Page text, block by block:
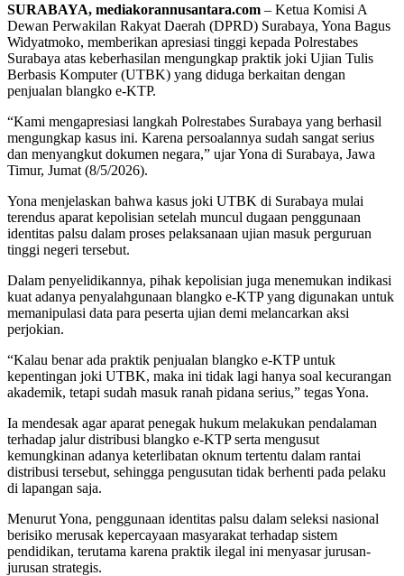
SURABAYA, mediakorannusantara.com – Ketua Komisi A
Dewan Perwakilan Rakyat Daerah (DPRD) Surabaya, Yona Bagus
Widyatmoko, memberikan apresiasi tinggi kepada Polrestabes
Surabaya atas keberhasilan mengungkap praktik joki Ujian Tulis
Berbasis Komputer (UTBK) yang diduga berkaitan dengan
penjualan blangko e-KTP.
“Kami mengapresiasi langkah Polrestabes Surabaya yang berhasil
mengungkap kasus ini. Karena persoalannya sudah sangat serius
dan menyangkut dokumen negara,” ujar Yona di Surabaya, Jawa
Timur, Jumat (8/5/2026).
Yona menjelaskan bahwa kasus joki UTBK di Surabaya mulai
terendus aparat kepolisian setelah muncul dugaan penggunaan
identitas palsu dalam proses pelaksanaan ujian masuk perguruan
tinggi negeri tersebut.
Dalam penyelidikannya, pihak kepolisian juga menemukan indikasi
kuat adanya penyalahgunaan blangko e-KTP yang digunakan untuk
memanipulasi data para peserta ujian demi melancarkan aksi
perjokian.
“Kalau benar ada praktik penjualan blangko e-KTP untuk
kepentingan joki UTBK, maka ini tidak lagi hanya soal kecurangan
akademik, tetapi sudah masuk ranah pidana serius,” tegas Yona.
Ia mendesak agar aparat penegak hukum melakukan pendalaman
terhadap jalur distribusi blangko e-KTP serta mengusut
kemungkinan adanya keterlibatan oknum tertentu dalam rantai
distribusi tersebut, sehingga pengusutan tidak berhenti pada pelaku
di lapangan saja.
Menurut Yona, penggunaan identitas palsu dalam seleksi nasional
berisiko merusak kepercayaan masyarakat terhadap sistem
pendidikan, terutama karena praktik ilegal ini menyasar jurusan-
jurusan strategis.